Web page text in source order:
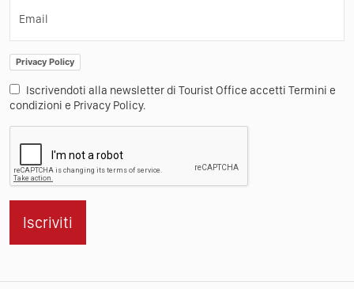
Email
Privacy Policy
Iscrivendoti alla newsletter di Tourist Office accetti Termini e
condizioni e Privacy Policy.
Iscriviti